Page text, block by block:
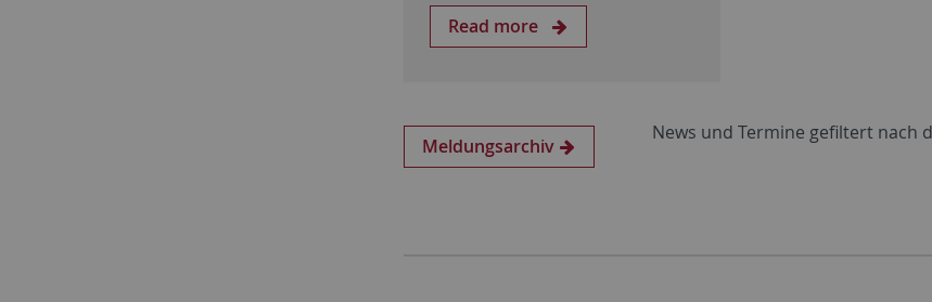
Read more
Meldungsarchiv
News und Termine gefiltert nach